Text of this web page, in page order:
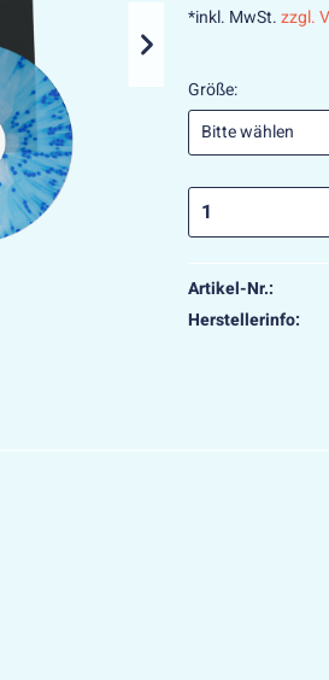
*inkl. MwSt.zzgl.
Größe:
Artikel-Nr.:
Herstellerinfo: